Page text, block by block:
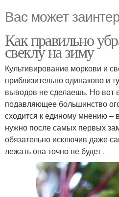
Вас может
Как правильно
свеклу на зиму
Культивирование моркови и
приблизительно одинаково и
выводов не сделаешь. Но вот
подавляющее большинство
сходится к единому мнению –
нужно после самых первых
обязательно исключив даже
лежать она точно не будет .